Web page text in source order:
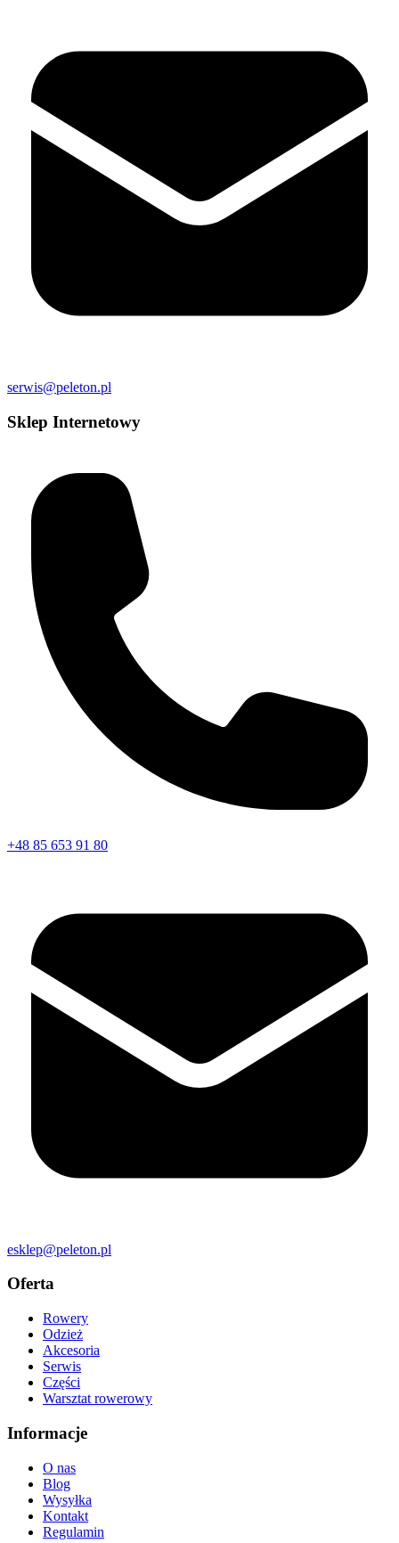
serwis@peleton.pl
Sklep Internetowy
+48 85 653 91 80
esklep@peleton.pl
Oferta
Rowery
Odzież
Akcesoria
Serwis
Części
Warsztat rowerowy
Informacje
O nas
Blog
Wysyłka
Kontakt
Regulamin